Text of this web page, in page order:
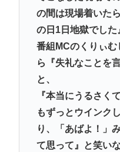
被災地・熊本、泥酔
のお願い
共産党信者「募金で
邪魔したいという日
パチ●コ中毒者の
ってる台の原作も知
Powered by livedoor 相互
の間は現場着いた
の日1日地獄でした
番組MCのくりぃ
ら『失礼なことを
と、
『本当にうるさく
もずっとウインク
り、「あばよ！」
て思って』と笑い